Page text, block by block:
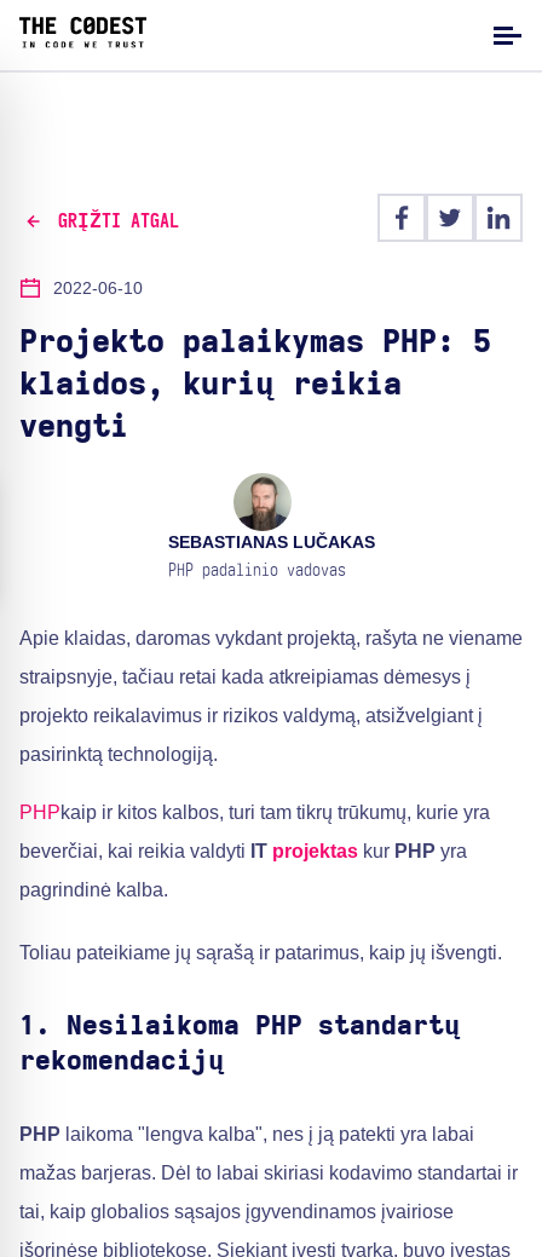
GRĮŽTI ATGAL
2022-06-10
Projekto palaikymas PHP: 5
klaidos, kurių reikia
vengti
SEBASTIANAS LUČAKAS
PHP padalinio vadovas
Apie klaidas, daromas vykdant projektą, rašyta ne viename
straipsnyje, tačiau retai kada atkreipiamas dėmesys į
projekto reikalavimus ir rizikos valdymą, atsižvelgiant į
pasirinktą technologiją.
PHPkaip ir kitos kalbos, turi tam tikrų trūkumų, kurie yra
beverčiai, kai reikia valdyti IT projektas kur PHP yra
pagrindinė kalba.
Toliau pateikiame jų sąrašą ir patarimus, kaip jų išvengti.
1. Nesilaikoma PHP standartų
rekomendacijų
PHP laikoma "lengva kalba", nes į ją patekti yra labai
mažas barjeras. Dėl to labai skiriasi kodavimo standartai ir
tai, kaip globalios sąsajos įgyvendinamos įvairiose
išorinėse bibliotekose. Siekiant įvesti tvarką, buvo įvestas